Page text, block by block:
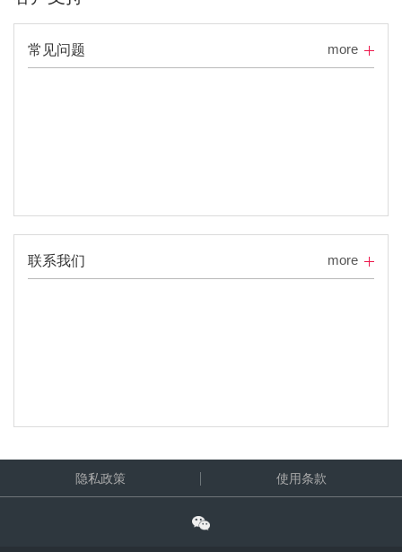
常见问题 more
联系我们 more
隐私政策 使用条款